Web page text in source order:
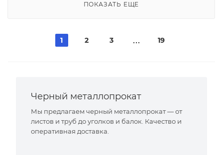
ПОКАЗАТЬ ЕЩЕ
1 2 3 19
Черный металлопрокат
Мы предлагаем черный металлопрокат — от
листов и труб до уголков и балок. Качество и
оперативная доставка.